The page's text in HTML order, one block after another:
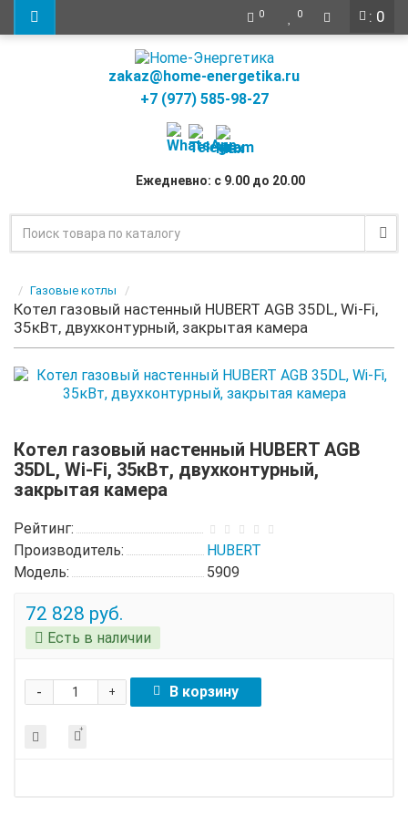
: 0
0 0
zakaz@home-energetika.ru
+7 (977) 585-98-27
Ежедневно: с 9.00 до 20.00
Газовые котлы
Котел газовый настенный HUBERT AGB 35DL, Wi-Fi,
35кВт, двухконтурный, закрытая камера
Котел газовый настенный HUBERT AGB
35DL, Wi-Fi, 35кВт, двухконтурный,
закрытая камера
Рейтинг:
Производитель:
HUBERT
Модель:
5909
72 828 руб.
Есть в наличии
+
- В корзину